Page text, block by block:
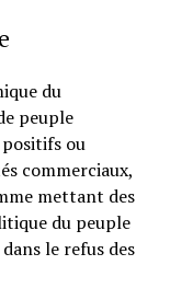
du
peuple
ou
commerciaux,
mettant des
du peuple
le refus des